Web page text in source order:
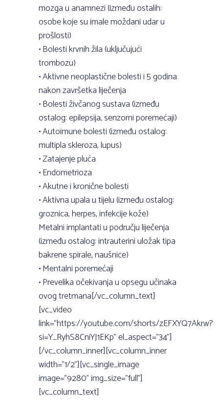
mozga u anamnezi (između ostalih:
osobe koje su imale moždani udar u
prošlosti)
• Bolesti krvnih žila (uključujući
trombozu)
• Aktivne neoplastične bolesti i 5 godina
nakon završetka liječenja
• Bolesti živčanog sustava (između
ostalog: epilepsija, senzorni poremećaji)
• Autoimune bolesti (između ostalog:
multipla skleroza, lupus)
• Zatajenje pluća
• Endometrioza
• Akutne i kronične bolesti
• Aktivna upala u tijelu (između ostalog:
groznica, herpes, infekcije kože)
Metalni implantati u području liječenja
(između ostalog: intrauterini uložak tipa
bakrene spirale, naušnice)
• Mentalni poremećaji
• Prevelika očekivanja u opsegu učinaka
ovog tretmana[/vc_column_text]
[vc_video
link=”https://youtube.com/shorts/zEFXYQ7Akrw?
si=Y_RyhS8CniYJ1EKp” el_aspect=”34”]
[/vc_column_inner][vc_column_inner
width=”1/2”][vc_single_image
image=”9280” img_size=”full”]
[vc_column_text]